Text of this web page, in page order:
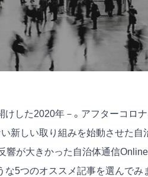
した2020年－。アフターコロ
新しい取り組みを始動させた自
響が大きかった自治体通信
5つのオススメ記事を選んでみ